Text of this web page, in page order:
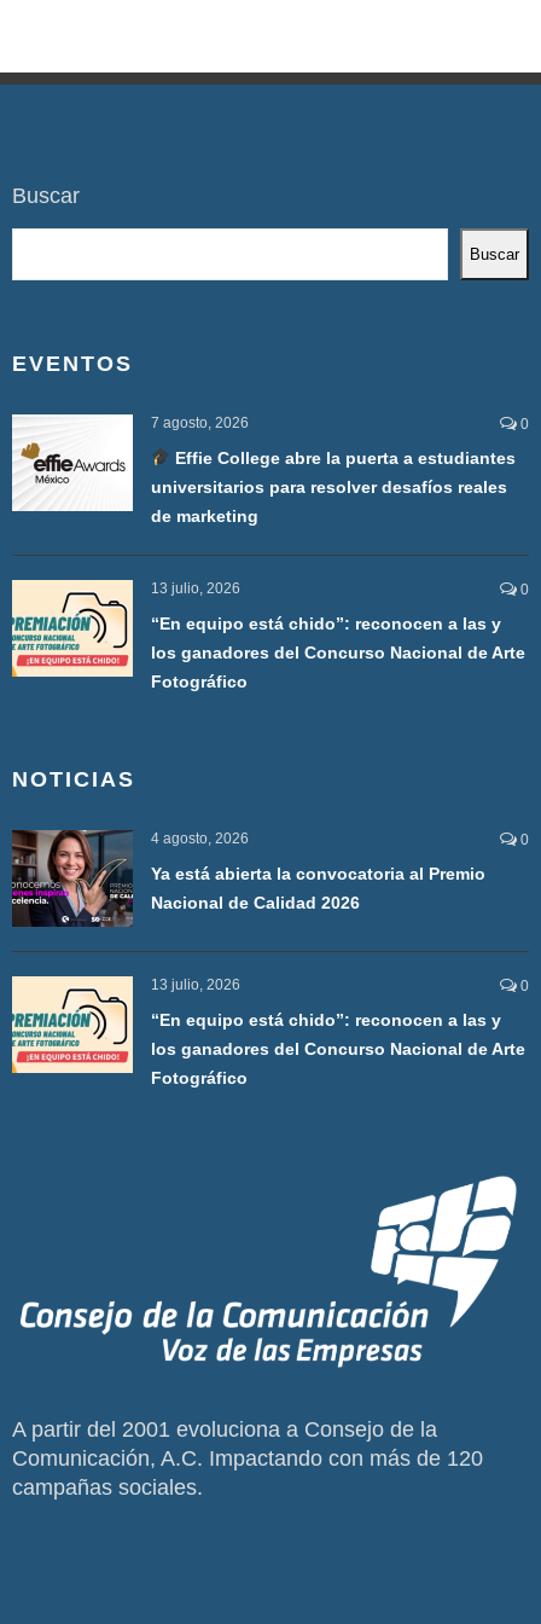
Buscar
Buscar
EVENTOS
7 agosto, 2026 0
Effie College abre la puerta a estudiantes
universitarios para resolver desafíos reales
de marketing
13 julio, 2026 0
“En equipo está chido”: reconocen a las y
los ganadores del Concurso Nacional de Arte
Fotográfico
NOTICIAS
4 agosto, 2026 0
Ya está abierta la convocatoria al Premio
Nacional de Calidad 2026
13 julio, 2026 0
“En equipo está chido”: reconocen a las y
los ganadores del Concurso Nacional de Arte
Fotográfico
A partir del 2001 evoluciona a Consejo de la
Comunicación, A.C. Impactando con más de 120
campañas sociales.